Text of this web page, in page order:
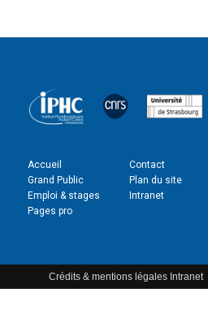
Accueil
Grand Public
Emploi & stages
Pages pro
Contact
Plan du site
Intranet
Crédits & mentions légales Intranet